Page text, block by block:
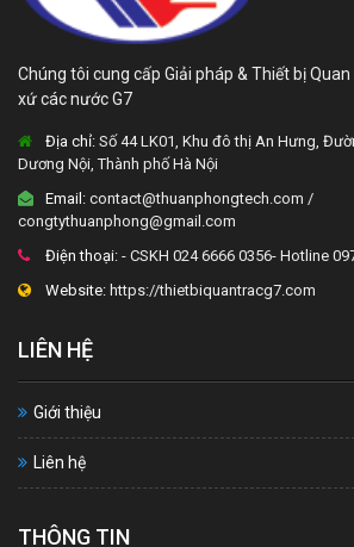
Chúng tôi cung cấp Giải pháp & Thiết bị
xứ các nước G7
Địa chỉ: Số 44 LK01, Khu đô thị An Hưng,
Dương Nội, Thành phố Hà Nội
Email: contact@thuanphongtech.com /
congtythuanphong@gmail.com
Điện thoại: - CSKH 024 6666 0356- Hotline
Website: https://thietbiquantracg7.com
LIÊN HỆ
Giới thiệu
Liên hệ
THÔNG TIN